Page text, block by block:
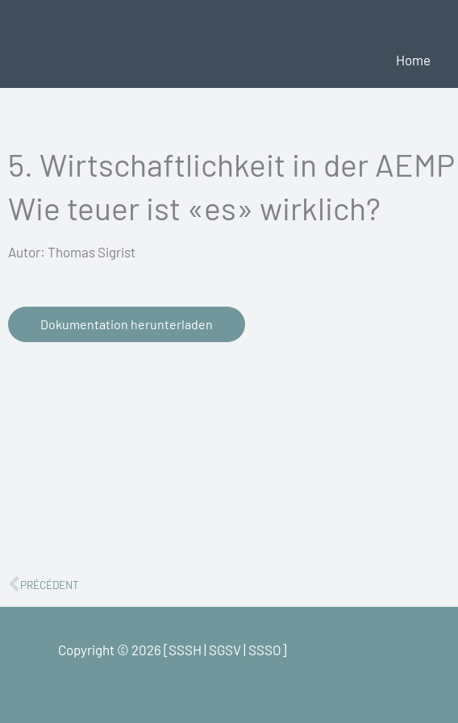
Home
5. Wirtschaftlichkeit in der AEMP
Wie teuer ist «es» wirklich?
Autor: Thomas Sigrist
Dokumentation herunterladen
Precedente
PRÉCÉDENT
Copyright © 2026 [SSSH | SGSV | SSSO]